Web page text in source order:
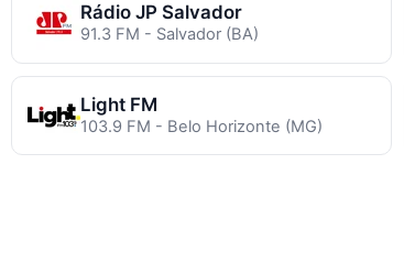
Rádio JP Salvador
91.3 FM - Salvador (BA)
Light FM
103.9 FM - Belo Horizonte (MG)